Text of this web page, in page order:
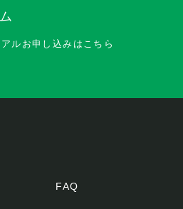
ルお申し込みはこちら
FAQ